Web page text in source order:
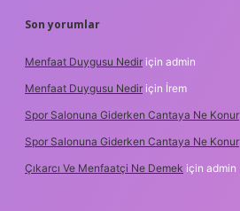
Son yorumlar
Menfaat Duygusu Nedir için admin
Menfaat Duygusu Nedir için İrem
Spor Salonuna Giderken Cantaya Ne Konur
Spor Salonuna Giderken Cantaya Ne Konur
Çıkarcı Ve Menfaatçi Ne Demek için admin